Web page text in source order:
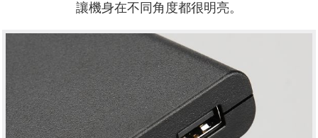
讓機身在不同角度都很明亮。